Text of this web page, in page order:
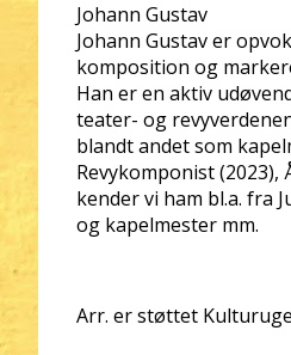
Johann Gustav
Johann Gustav er
komposition og
Han er en aktiv
teater- og
blandt andet som
Revykomponist (2023),
kender vi ham bl.a. fra
og kapelmester mm.
Arr. er støttet